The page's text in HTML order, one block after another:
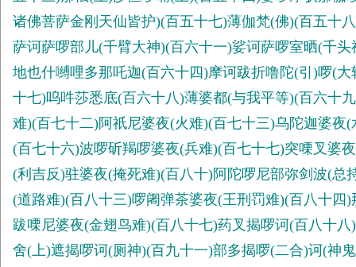
诸佛菩萨金刚天仙皆护)(百五十七)薄伽梵(佛)(百五十
萨诃萨啰部儿(千臂大神)(百六十一)娑诃萨啰室晒(千
地也什嚩哩多那吒迦(百六十四)摩诃跋折噜陀(引)啰(
十七)呜吽莎悉底(百六十八)薄婆都(与我平等)(百六十
难)(百七十二)阿祇尼婆夜(火难)(百七十三)乌陀迦婆
(百七十六)波啰斫羯啰婆夜(兵难)(百七十七)突㗚叉婆
(利吉反)驻婆夜(掩死难)(百八十)阿陀啰尼部弥剑波(
(道路难)(百八十三)啰阇弹茶婆夜(王刑罚难)(百八十
跋㗚尼婆夜(金翅鸟难)(百八十七)药叉揭啰诃(百八十
舍(上)遮揭啰诃(厕神)(百九十一)部多揭啰(二合)诃(神